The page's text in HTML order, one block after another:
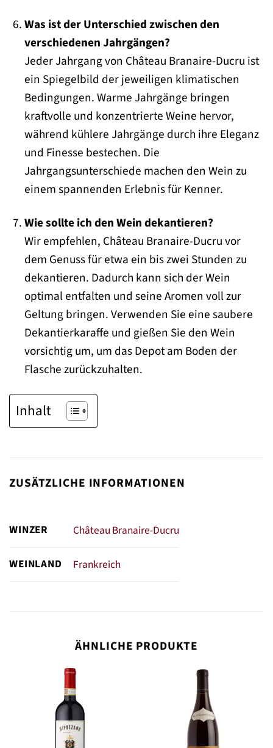
Was ist der Unterschied zwischen den
verschiedenen Jahrgängen?
Jeder Jahrgang von Château Branaire-Ducru ist
ein Spiegelbild der jeweiligen klimatischen
Bedingungen. Warme Jahrgänge bringen
kraftvolle und konzentrierte Weine hervor,
während kühlere Jahrgänge durch ihre Eleganz
und Finesse bestechen. Die
Jahrgangsunterschiede machen den Wein zu
einem spannenden Erlebnis für Kenner.
Wie sollte ich den Wein dekantieren?
Wir empfehlen, Château Branaire-Ducru vor
dem Genuss für etwa ein bis zwei Stunden zu
dekantieren. Dadurch kann sich der Wein
optimal entfalten und seine Aromen voll zur
Geltung bringen. Verwenden Sie eine saubere
Dekantierkaraffe und gießen Sie den Wein
vorsichtig um, um das Depot am Boden der
Flasche zurückzuhalten.
Inhalt
ZUSÄTZLICHE INFORMATIONEN
WINZER Château Branaire-Ducru
WEINLAND Frankreich
ÄHNLICHE PRODUKTE